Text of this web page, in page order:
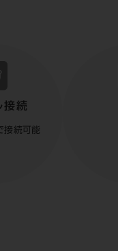
接続
接続可能